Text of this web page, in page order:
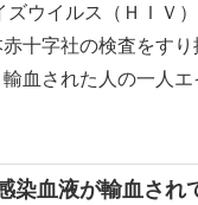
ウイルス（ＨＩＶ
十字社の検査をすり
血された人の一人
染血液が輸血され